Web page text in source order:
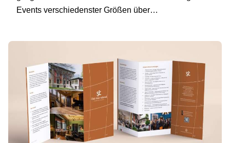
Events verschiedenster Größen über…